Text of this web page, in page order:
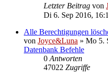
Letzter Beitrag von
Di 6. Sep 2016,
Alle Berechtigungen
von Joyce&Luna » Mo 5.
Datenbank Befehle
0 Antworten
47022 Zugriffe